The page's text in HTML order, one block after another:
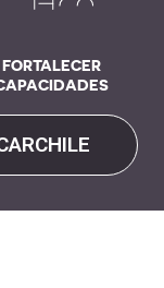
FORTALECER